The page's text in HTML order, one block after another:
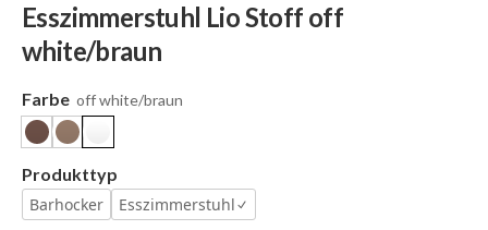
Esszimmerstuhl Lio Stoff off
white/braun
Farbe off white/braun
Produkttyp
Barhocker
Esszimmerstuhl